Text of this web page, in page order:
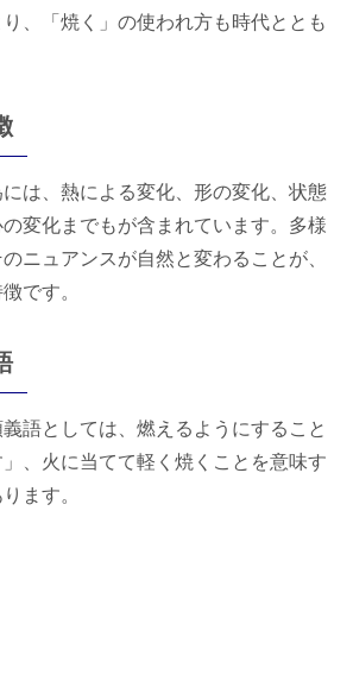
、「焼く」の使われ方も時代ととも
には、熱による変化、形の変化、状態
変化までもが含まれています。多様
ニュアンスが自然と変わることが、
です。
義語としては、燃えるようにすること
、火に当てて軽く焼くことを意味す
ます。